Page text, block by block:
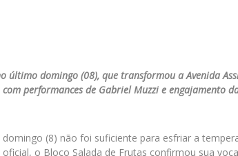
domingo (08), que transformou a Avenida
com performances de Gabriel Muzzi e engajamento
(8) não foi suficiente para esfriar a
o Bloco Salada de Frutas confirmou sua